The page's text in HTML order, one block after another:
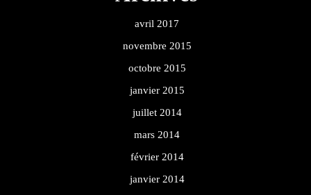
avril 2017
novembre 2015
octobre 2015
janvier 2015
juillet 2014
mars 2014
février 2014
janvier 2014